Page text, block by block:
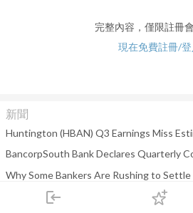
login
下單
完整內容，僅限註冊
現在免費註冊/登
新聞